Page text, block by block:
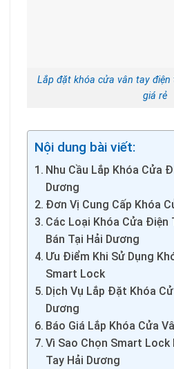
Lắp đặt khóa cửa vân tay
giá rẻ
Nội dung bài viết:
Nhu Cầu Lắp Khóa Cửa
Dương
Đơn Vị Cung Cấp Khóa
Các Loại Khóa Cửa Điện
Bán Tại Hải Dương
Ưu Điểm Khi Sử Dụng
Smart Lock
Dịch Vụ Lắp Đặt Khóa
Dương
Báo Giá Lắp Khóa Cửa
Vì Sao Chọn Smart Lock
Tay Hải Dương